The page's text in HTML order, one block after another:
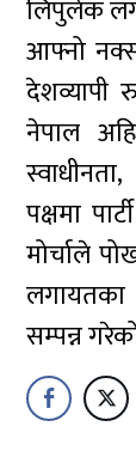
लिपुलेक
आफ्नो
देशव्यापी
नेपाल
पक्षमा
मोर्चाले
सम्पन्न